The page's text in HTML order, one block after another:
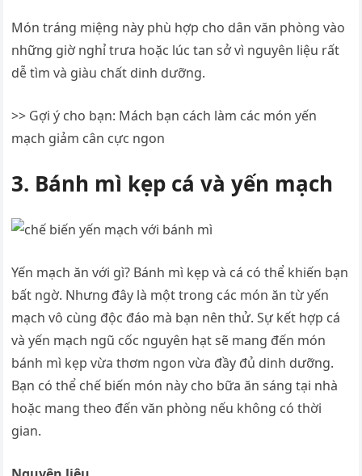
Món tráng miệng này phù hợp cho dân văn phòng vào
những giờ nghỉ trưa hoặc lúc tan sở vì nguyên liệu rất
dễ tìm và giàu chất dinh dưỡng.
>> Gợi ý cho bạn: Mách bạn cách làm các món yến
mạch giảm cân cực ngon
3. Bánh mì kẹp cá và yến mạch
Yến mạch ăn với gì? Bánh mì kẹp và cá có thể khiến bạn
bất ngờ. Nhưng đây là một trong các món ăn từ yến
mạch vô cùng độc đáo mà bạn nên thử. Sự kết hợp cá
và yến mạch ngũ cốc nguyên hạt sẽ mang đến món
bánh mì kẹp vừa thơm ngon vừa đầy đủ dinh dưỡng.
Bạn có thể chế biến món này cho bữa ăn sáng tại nhà
hoặc mang theo đến văn phòng nếu không có thời
gian.